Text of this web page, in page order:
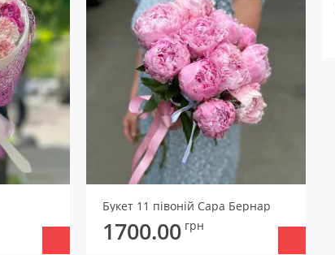
Букет 11 півоній Сара Бернар
1700.00 грн